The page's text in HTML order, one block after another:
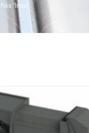
“Inox”